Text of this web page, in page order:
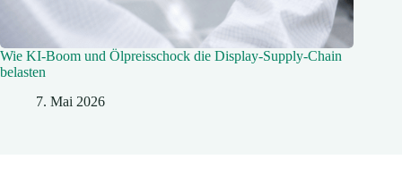
Wie KI‑Boom und Ölpreisschock die Display‑Supply-Chain
belasten
7. Mai 2026